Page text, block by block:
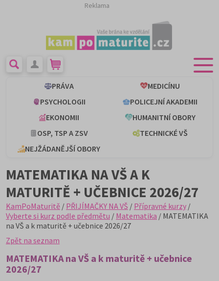
Reklama
PRÁVA
MEDICÍNU
PSYCHOLOGII
POLICEJNÍ AKADEMII
EKONOMII
HUMANITNÍ OBORY
OSP, TSP A ZSV
TECHNICKÉ VŠ
NEJŽÁDANĚJŠÍ OBORY
MATEMATIKA NA VŠ A K
MATURITĚ + UČEBNICE 2026/27
KamPoMaturitě / PŘIJÍMAČKY NA VŠ / Přípravné kurzy /
Vyberte si kurz podle předmětu / Matematika / MATEMATIKA
na VŠ a k maturitě + učebnice 2026/27
Zpět na seznam
MATEMATIKA na VŠ a k maturitě + učebnice
2026/27